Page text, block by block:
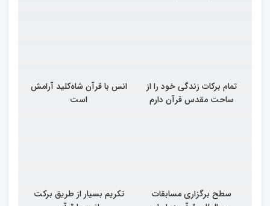
تمام برکات زندگی خود را از
ساحت مقدس قرآن دارم
انس با قرآن شاه‌کلید آرامش
است
سطح برگزاری مسابقات
تکریم بسیار از طریق برکت